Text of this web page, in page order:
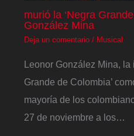
murió la ‘Negra
González Mina
Deja un comentario / Musical
Leonor González Mina,
Grande de Colombia’
mayoría de los
27 de noviembre a los…